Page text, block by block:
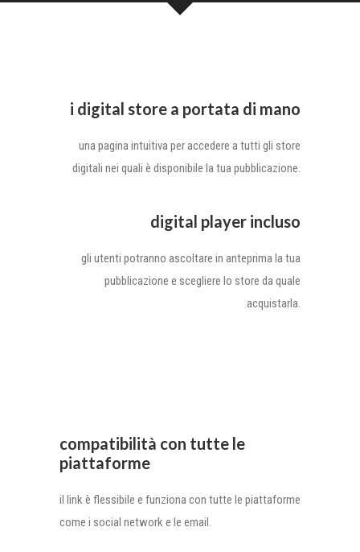
i digital store a portata di mano
una pagina intuitiva per accedere a tutti gli store
digitali nei quali è disponibile la tua pubblicazione.
digital player incluso
gli utenti potranno ascoltare in anteprima la tua
pubblicazione e scegliere lo store da quale
acquistarla.
compatibilità con tutte le
piattaforme
il link è flessibile e funziona con tutte le piattaforme
come i social network e le email.